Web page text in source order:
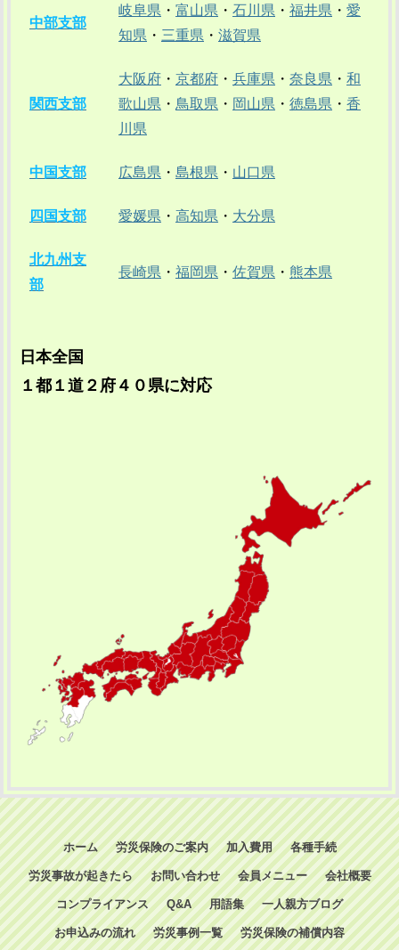
中部支部
岐阜県 ・ 富山県 ・ 石川県 ・ 福井県 ・ 愛
知県 ・ 三重県 ・ 滋賀県
関西支部
大阪府 ・ 京都府 ・ 兵庫県 ・ 奈良県 ・ 和
歌山県 ・ 鳥取県 ・ 岡山県 ・ 徳島県 ・ 香
川県
中国支部 広島県 ・ 島根県 ・ 山口県
四国支部 愛媛県 ・ 高知県 ・ 大分県
北九州支
部
長崎県 ・ 福岡県 ・ 佐賀県 ・ 熊本県
日本全国
１都１道２府４０県に対応
ホーム 労災保険のご案内 加入費用 各種手続
労災事故が起きたら お問い合わせ 会員メニュー 会社概要
コンプライアンス Q&A 用語集 一人親方ブログ
お申込みの流れ 労災事例一覧 労災保険の補償内容